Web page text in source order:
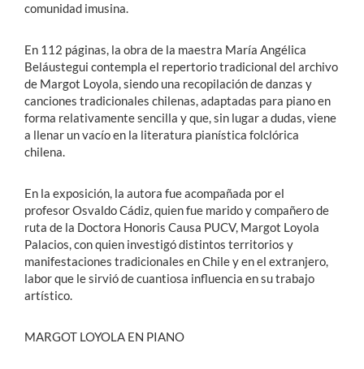
comunidad imusina.
En 112 páginas, la obra de la maestra María Angélica
Beláustegui contempla el repertorio tradicional del archivo
de Margot Loyola, siendo una recopilación de danzas y
canciones tradicionales chilenas, adaptadas para pianoen
forma relativamente sencilla y que, sin lugar a dudas, viene
a llenar un vacío en la literatura pianística folclórica
chilena.
En la exposición, la autora fue acompañada por el
profesorOsvaldo Cádiz, quien fue marido y compañero de
ruta de la Doctora Honoris Causa PUCV, Margot Loyola
Palacios, con quien investigó distintos territorios y
manifestaciones tradicionales en Chile y en el extranjero,
labor que le sirvió de cuantiosa influencia en su trabajo
artístico.
MARGOT LOYOLA EN PIANO